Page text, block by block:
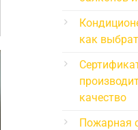
как
качество
Пожарная